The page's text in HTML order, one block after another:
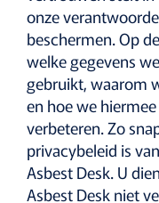
onze
beschermen. Op
welke gegevens
gebruikt, waarom
en hoe we
verbeteren. Zo
privacybeleid is
Asbest Desk. U
Asbest Desk niet